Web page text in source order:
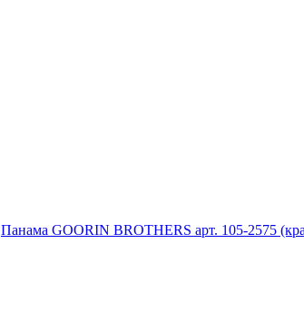
Панама GOORIN BROTHERS арт. 105-2575